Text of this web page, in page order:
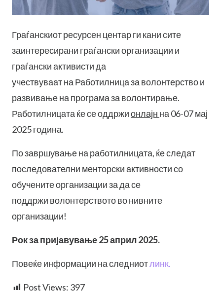
Граѓанскиот ресурсен центар ги кани сите
заинтересирани граѓански организации и
граѓански активисти да
учествуваат на Работилница за волонтерство и
развивање на програма за волонтирање.
Работилницата ќе се оддржионлајн на 06-07 мај
2025 година.
По завршување на работилницата, ќе следат
последователни менторски активности со
обучените организации за да се
поддржи волонтерството во нивните
организации!
Рок за пријавување 25 април 2025.
Повеќе информации на следниотлинк.
Post Views: 397